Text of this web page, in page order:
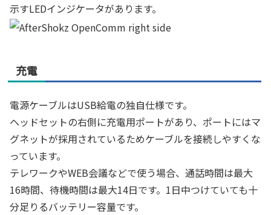
示すLEDインジケータがあります。
充電
電源ケーブルはUSB給電の独自仕様です。
ヘッドセットの右側に充電用ポートがあり、ポートにはマ
グネットが採用されているためケーブルを接続しやすくな
っています。
テレワークやWEB会議などで使う場合、通話時間は最大
16時間、待機時間は最大14日です。1日中つけていても十
分足りるバッテリー容量です。